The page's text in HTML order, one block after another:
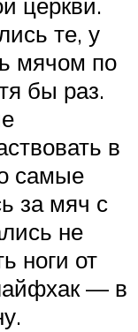
церкви.
те, у
мячом по
бы раз.
в
самые
за мяч с
не
ноги от
— в